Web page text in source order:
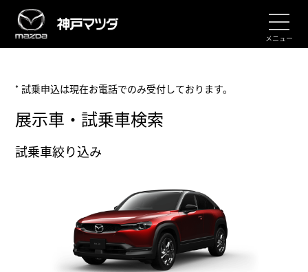
メニュー
* 試乗申込は現在お電話でのみ受付しております。
展示車・試乗車検索
試乗車絞り込み